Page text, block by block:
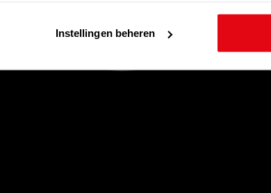
Instellingen beheren